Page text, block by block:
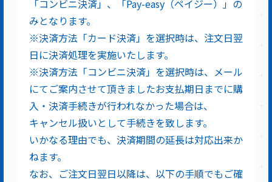
「コンビニ決済」、「Pay-easy（ペイジー）」の
みとなります。
※決済方法「カード決済」を選択時は、注文日翌
日に決済処理を実施いたします。
※決済方法「コンビニ決済」を選択時は、メール
にてご案内させて頂きましたお支払期日までに購
入・決済手続きが行われなかった場合は、
キャンセル扱いとして手続きを致します。
いかなる理由でも、決済期間の延長は対応出来か
ねます。
なお、ご注文日翌日以降は、以下の手順でもご確